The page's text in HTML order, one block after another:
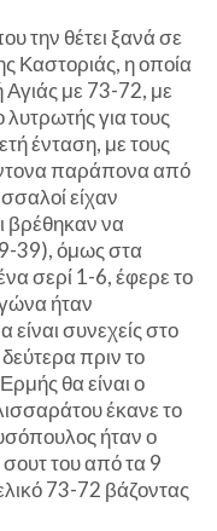
την θέτει ξανά σε
Καστοριάς, η οποία
Αγιάς με 73-72, με
για τους
ένταση, με τους
παράπονα από
είχαν
βρέθηκαν να
39), όμως στα
σερί 1-6, έφερε το
ήταν
συνεχείς στο
πριν το
θα είναι ο
έκανε το
ήταν ο
του από τα 9
73-72 βάζοντας